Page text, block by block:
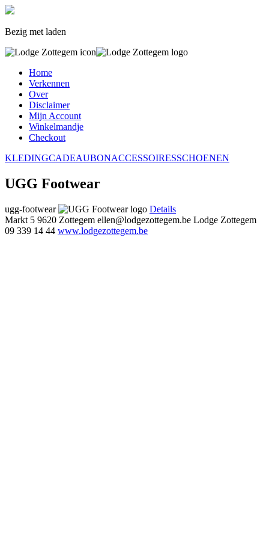
Bezig met laden
Home
Verkennen
Over
Disclaimer
Mijn Account
Winkelmandje
Checkout
KLEDINGCADEAUBONACCESSOIRESSCHOENEN
UGG Footwear
ugg-footwear
Details
Markt 5 9620 Zottegem ellen@lodgezottegem.be Lodge Zottegem
09 339 14 44 www.lodgezottegem.be